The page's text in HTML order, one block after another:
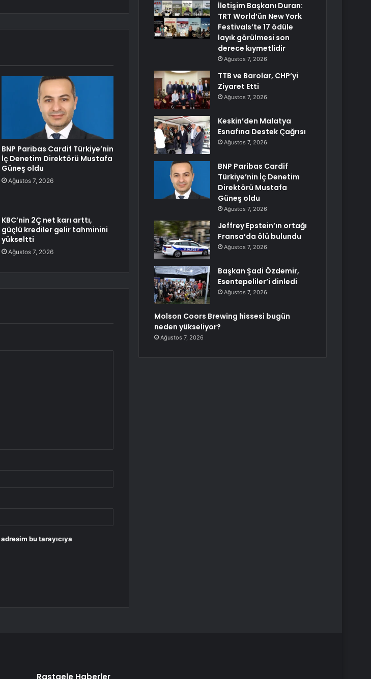
BNP Paribas Cardif Türkiye’nin
İç Denetim Direktörü Mustafa
Güneş oldu
Ağustos 7, 2026
KBC’nin 2Ç net karı arttı,
güçlü krediler gelir tahminini
yükseltti
Ağustos 7, 2026
bu tarayıcıya
İletişim Başkanı Duran:
TRT World’ün New York
Festivals’te 17 ödüle
layık görülmesi son
derece kıymetlidir
Ağustos 7, 2026
TTB ve Barolar, CHP’yi
Ziyaret Etti
Ağustos 7, 2026
Keskin’den Malatya
Esnafına Destek Çağrısı
Ağustos 7, 2026
BNP Paribas Cardif
Türkiye’nin İç Denetim
Direktörü Mustafa
Güneş oldu
Ağustos 7, 2026
Jeffrey Epstein’ın ortağı
Fransa’da ölü bulundu
Ağustos 7, 2026
Başkan Şadi Özdemir,
Esentepeliler’i dinledi
Ağustos 7, 2026
Molson Coors Brewing hissesi bugün
neden yükseliyor?
Ağustos 7, 2026